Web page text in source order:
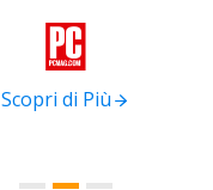

Scopri di Più